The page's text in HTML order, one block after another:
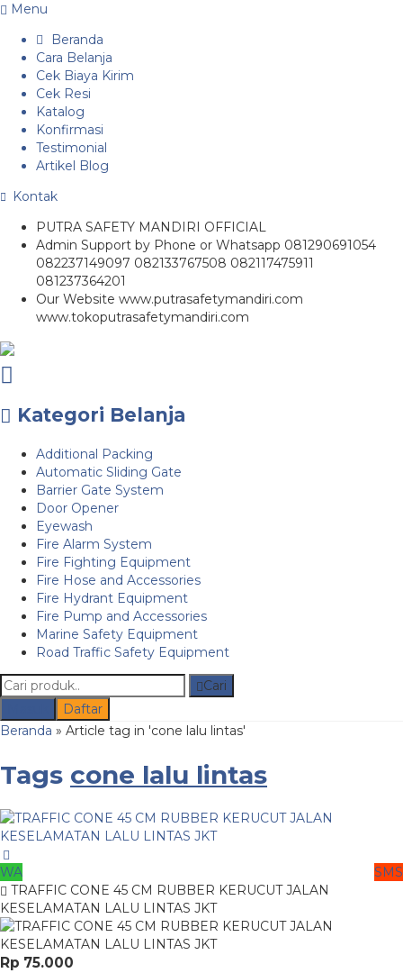
Menu
Beranda
Cara Belanja
Cek Biaya Kirim
Cek Resi
Katalog
Konfirmasi
Testimonial
Artikel Blog
Kontak
PUTRA SAFETY MANDIRI OFFICIAL
Admin Support by Phone or Whatsapp 081290691054
082237149097 082133767508 082117475911
081237364201
Our Website www.putrasafetymandiri.com
www.tokoputrasafetymandiri.com
Kategori Belanja
Additional Packing
Automatic Sliding Gate
Barrier Gate System
Door Opener
Eyewash
Fire Alarm System
Fire Fighting Equipment
Fire Hose and Accessories
Fire Hydrant Equipment
Fire Pump and Accessories
Marine Safety Equipment
Road Traffic Safety Equipment
Cari
Daftar
Beranda » Article tag in 'cone lalu lintas'
Tags cone lalu lintas
WA
SMS
TRAFFIC CONE 45 CM RUBBER KERUCUT JALAN
KESELAMATAN LALU LINTAS JKT
Rp 75.000